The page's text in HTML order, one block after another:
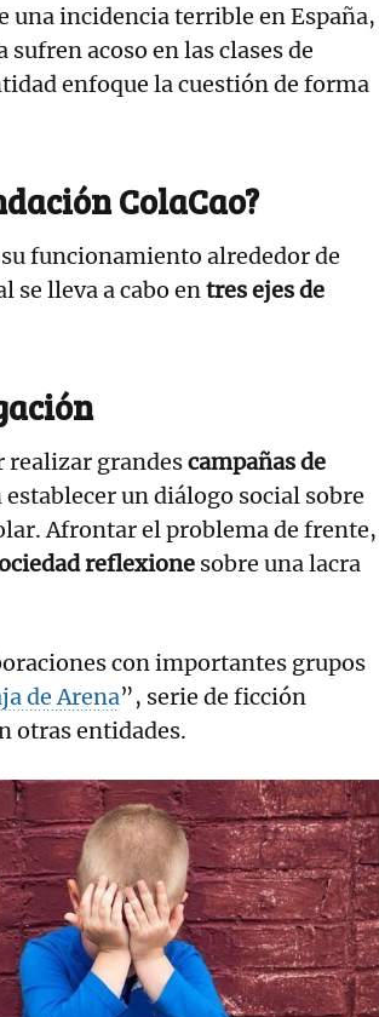
una incidencia terrible en España,
acoso en las clases de
enfoque la cuestión de forma
ColaCao?
funcionamiento alrededor de
se lleva a cabo entres ejes de
realizar grandescampañas de
establecer un diálogo social sobre
Afrontar el problema de frente,
reflexione sobre una lacra
con importantes grupos
de Arena”, serie de ficción
otras entidades.